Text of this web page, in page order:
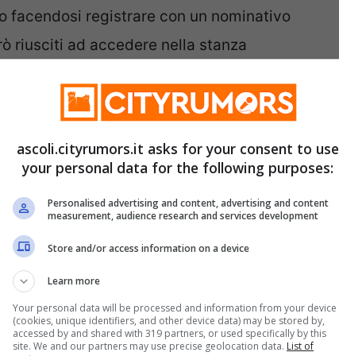
facendosi registrare con un nominativo
riusciti ad accedere nella stanza
nome e
arrestato e tradotto presso il carcere di
, invece, hanno denunciato in stato di
il controllo è stato trovato in possesso,
a serramanico con lama di 10 cm. che
quindi sequestrato. Dovrà rispondere di
hanno controllato un 20enne di Castel di
ascoli.cityrumors.it asks for your consent to use
your personal data for the following purposes:
Personalised advertising and content, advertising and content
measurement, audience research and services development
Store and/or access information on a device
Learn more
Your personal data will be processed and information from your device
(cookies, unique identifiers, and other device data) may be stored by,
accessed by and shared with 319 partners, or used specifically by this
site. We and our partners may use precise geolocation data. List of